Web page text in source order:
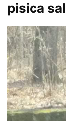
pisica